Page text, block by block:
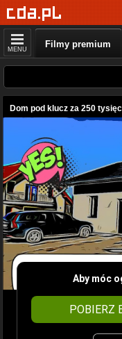
MENU Filmy premium
Dom pod klucz za 250
Aby móc
POBIERZ